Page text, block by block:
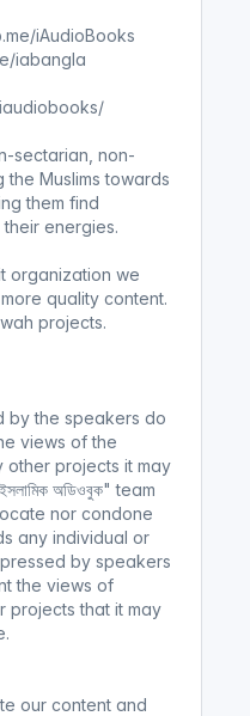
iAudioBooks
iabangla
sectarian, non-
Muslims towards
them find
energies.
organization we
quality content.
projects.
by the speakers do
views of the
other projects it may
অডিওবুক" team
nor condone
any individual or
by speakers
the views of
projects that it may
our content and